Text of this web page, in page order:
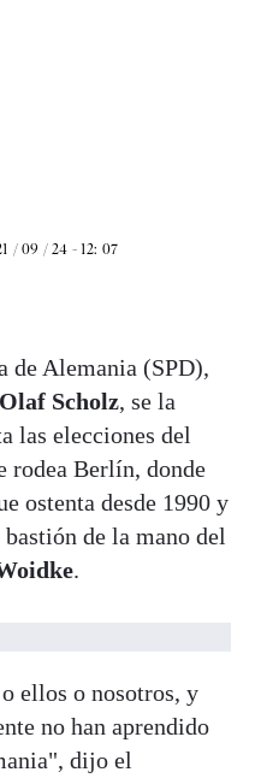
/ 09 / 24 - 12: 07
de Alemania (SPD),
Olaf Scholz, se la
las elecciones del
rodea Berlín, donde
ostenta desde 1990 y
de la mano del
.
ellos o nosotros, y
no han aprendido
dijo el